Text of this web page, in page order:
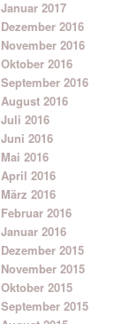
Januar 2017
Dezember 2016
November 2016
Oktober 2016
September 2016
August 2016
Juli 2016
Juni 2016
Mai 2016
April 2016
März 2016
Februar 2016
Januar 2016
Dezember 2015
November 2015
Oktober 2015
September 2015